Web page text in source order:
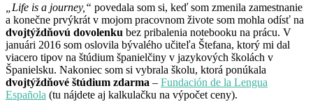
„Life is a journey,“ povedala som si, keď som zmenila zamestnanie
a konečne prvýkrát v mojom pracovnom živote som mohla odísť na
dvojtýždňovú dovolenku bez pribalenia notebooku na prácu. V
januári 2016 som oslovila bývalého učiteľa Štefana, ktorý mi dal
viacero tipov na štúdium španielčiny v jazykových školách v
Španielsku. Nakoniec som si vybrala školu, ktorá ponúkala
dvojtýždňové štúdium zdarma – Fundación de la Lengua
Española (tu nájdete aj kalkulačku na výpočet ceny).